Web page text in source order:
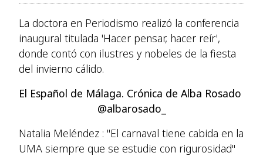
La doctora en Periodismo realizó la conferencia
inaugural titulada 'Hacer pensar, hacer reír',
donde contó con ilustres y nobeles de la fiesta
del invierno cálido.
El Español de Málaga. Crónica de Alba Rosado
@albarosado_
Natalia Meléndez : "El carnaval tiene cabida en la
UMA siempre que se estudie con rigurosidad"